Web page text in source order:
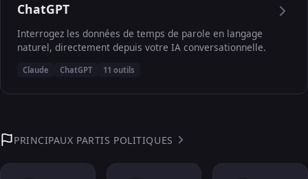
ChatGPT
Interrogez les données de temps de parole en langage
naturel, directement depuis votre IA conversationnelle.
Claude ChatGPT 11 outils
PRINCIPAUX PARTIS POLITIQUES